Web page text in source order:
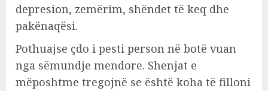
depresion, zemërim, shëndet të keq dhe
pakënaqësi.
Pothuajse çdo i pesti person në botë vuan
nga sëmundje mendore. Shenjat e
mëposhtme tregojnë se është koha të filloni